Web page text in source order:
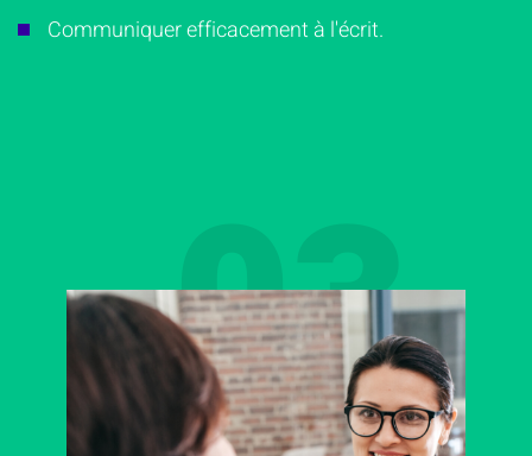
Communiquer efficacement à l'écrit.
03